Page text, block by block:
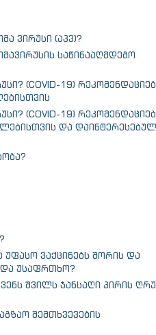
ვირუსი (აპვ)?
საწინააღმდეგო
(COVID-19)
(COVID-19)
და
უფასო ვაქცინებს შორის და
უსაფრთხო?
შვილს ჯანსაღი პირის ღრუ
შემთხვევების